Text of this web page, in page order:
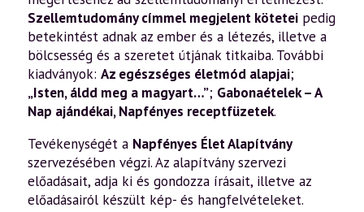
Szellemtudomány címmel megjelent kötetei pedig
betekintést adnak az ember és a létezés, illetve a
bölcsesség és a szeretet útjának titkaiba. További
kiadványok: Az egészséges életmód alapjai;
„Isten, áldd meg a magyart…”; Gabonaételek – A
Nap ajándékai,Napfényes receptfüzetek.
Tevékenységét a Napfényes Élet Alapítvány
szervezésében végzi. Az alapítvány szervezi
előadásait, adja ki és gondozza írásait, illetve az
előadásairól készült kép- és hangfelvételeket.